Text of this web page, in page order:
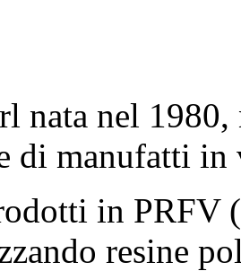
nata nel
di manufatti in
in
resine